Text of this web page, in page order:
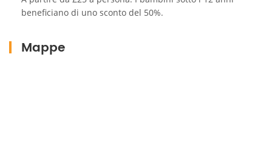
beneficiano di uno sconto del 50%.
Mappe